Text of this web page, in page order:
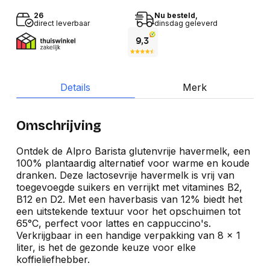
26
direct leverbaar
Nu besteld,
dinsdag geleverd
Details Merk
Omschrijving
Ontdek de Alpro Barista glutenvrije havermelk, een
100% plantaardig alternatief voor warme en koude
dranken. Deze lactosevrije havermelk is vrij van
toegevoegde suikers en verrijkt met vitamines B2,
B12 en D2. Met een haverbasis van 12% biedt het
een uitstekende textuur voor het opschuimen tot
65°C, perfect voor lattes en cappuccino's.
Verkrijgbaar in een handige verpakking van 8 x 1
liter, is het de gezonde keuze voor elke
koffieliefhebber.